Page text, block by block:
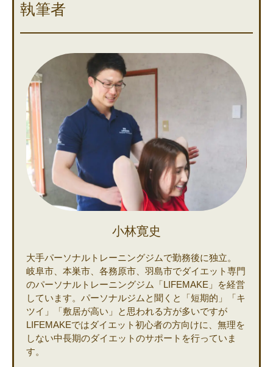
執筆者
小林寛史
大手パーソナルトレーニングジムで勤務後に独立。
岐阜市、本巣市、各務原市、羽島市でダイエット専門
のパーソナルトレーニングジム「LIFEMAKE」を経営
しています。パーソナルジムと聞くと「短期的」「キ
ツイ」「敷居が高い」と思われる方が多いですが
LIFEMAKEではダイエット初心者の方向けに、無理を
しない中長期のダイエットのサポートを行っていま
す。